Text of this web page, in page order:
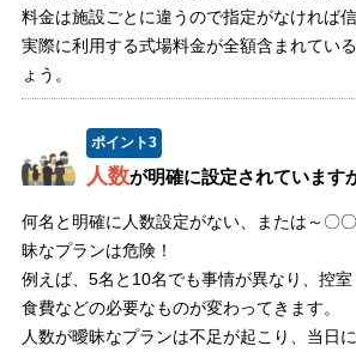
料金は施設ごとに違うので指定がなければ
実際に利用する式場料金が全額含まれてい
ょう。
ポイント3
人数が明確に設定されています
何名と明確に人数設定がない、または～〇
昧なプランは危険！
例えば、5名と10名でも事情が異なり、控
食費などの必要なものが変わってきます。
人数が曖昧なプランは不足が起こり、当日